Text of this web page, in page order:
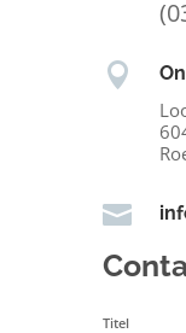


Titel